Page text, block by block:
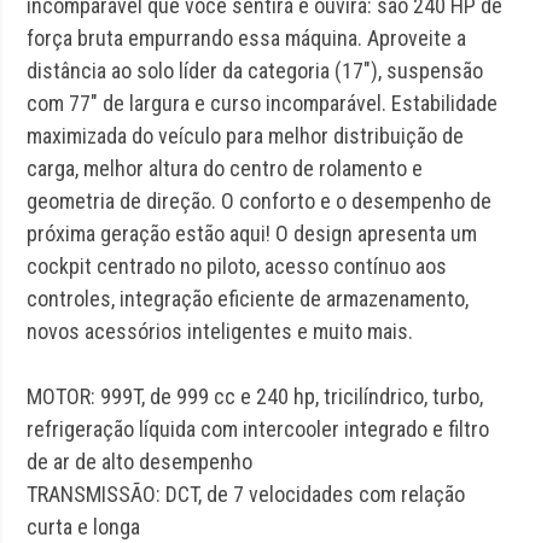
incomparável que você sentirá e ouvirá: são 240 HP de
força bruta empurrando essa máquina. Aproveite a
distância ao solo líder da categoria (17″), suspensão
com 77″ de largura e curso incomparável. Estabilidade
maximizada do veículo para melhor distribuição de
carga, melhor altura do centro de rolamento e
geometria de direção. O conforto e o desempenho de
próxima geração estão aqui! O design apresenta um
cockpit centrado no piloto, acesso contínuo aos
controles, integração eficiente de armazenamento,
novos acessórios inteligentes e muito mais.
MOTOR: 999T, de 999 cc e 240 hp, tricilíndrico, turbo,
refrigeração líquida com intercooler integrado e filtro
de ar de alto desempenho
TRANSMISSÃO: DCT, de 7 velocidades com relação
curta e longa